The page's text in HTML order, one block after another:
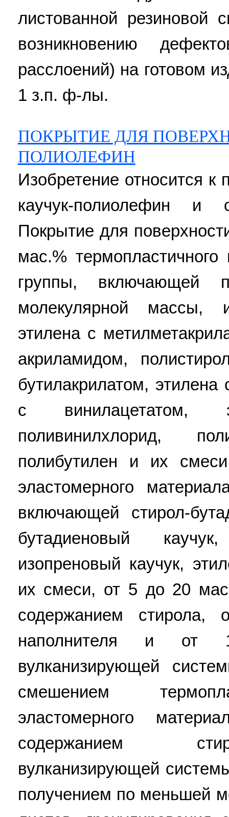
листованной резиновой
возникновению
расслоений) на готовом
1 з.п. ф-лы.
ПОКРЫТИЕ ДЛЯ
ПОЛИОЛЕФИН
Изобретение относится
каучук-полиолефин и
Покрытие для
мас.%
группы, включающей
молекулярной массы,
этилена с
акриламидом,
бутилакрилатом,
с винилацетатом,
поливинилхлорид,
полибутилен и их
эластомерного
включающей стирол-
бутадиеновый
изопреновый каучук,
их смеси, от 5 до 20
содержанием
наполнителя и
вулканизирующей
смешением
эластомерного
содержанием
вулканизирующей
получением по меньшей